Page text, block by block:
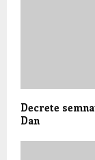
Decrete
Dan